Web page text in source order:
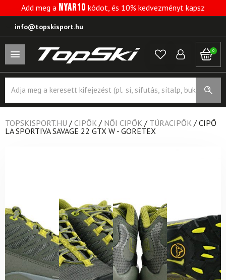
Add meg a NYAR10 kódot, és 10% kedvezményt kapsz
info@topskisport.hu
0
search
TOPSKISPORT.HU / CIPŐK / NŐI CIPŐK / TÚRACIPŐK / CIPŐ
LA SPORTIVA SAVAGE 22 GTX W - GORETEX